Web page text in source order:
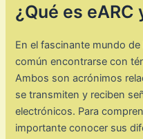
¿Qué es eARC
En el fascinante mundo
común encontrarse con
Ambos son acrónimos
se transmiten y reciben
electrónicos. Para
importante conocer sus